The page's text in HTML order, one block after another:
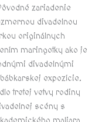
zariadenie
divadelnou
originálnych
maringotky ako je
divadelnými
expozície.
tretej vetvy rodiny
scény s